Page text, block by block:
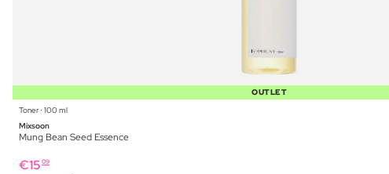
OUTLET
Toner ⋅ 100 ml
Mixsoon
Mung Bean Seed Essence
€15 09